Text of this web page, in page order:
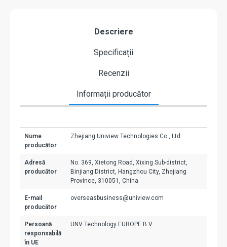
Descriere
Specificații
Recenzii
Informații producător
Nume
producător
Zhejiang Uniview Technologies Co., Ltd.
Adresă
producător
No. 369, Xietong Road, Xixing Sub-district,
Binjiang District, Hangzhou City, Zhejiang
Province, 310051, China
E-mail
producător
overseasbusiness@uniview.com
Persoană
responsabilă
în UE
UNV Technology EUROPE B.V.